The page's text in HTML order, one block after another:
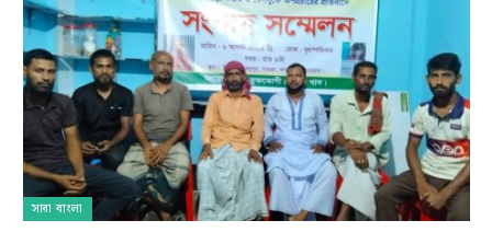
সারা বাংলা